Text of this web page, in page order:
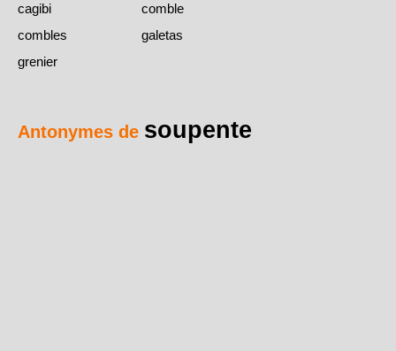
cagibi
comble
combles
galetas
grenier
Antonymes de soupente